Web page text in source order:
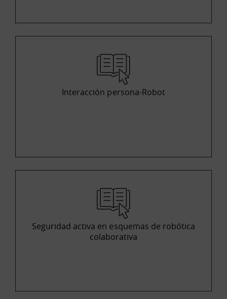
Interacción persona-Robot
Seguridad activa en esquemas de robótica
colaborativa